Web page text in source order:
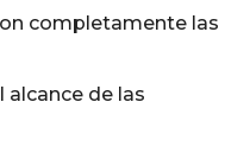
completamente las
alcance de las